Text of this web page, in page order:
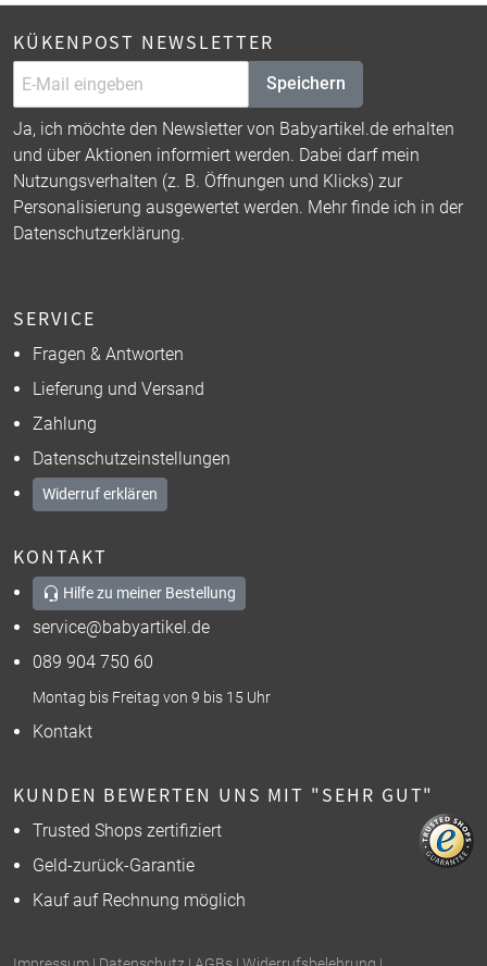
KÜKENPOST NEWSLETTER
Speichern
Ja, ich möchte den Newsletter von Babyartikel.de erhalten
und über Aktionen informiert werden. Dabei darf mein
Nutzungsverhalten (z. B. Öffnungen und Klicks) zur
Personalisierung ausgewertet werden. Mehr finde ich in der
Datenschutzerklärung.
SERVICE
Fragen & Antworten
Lieferung und Versand
Zahlung
Datenschutzeinstellungen
Widerruf erklären
KONTAKT
Hilfe zu meiner Bestellung
service@babyartikel.de
089 904 750 60
Montag bis Freitag von 9 bis 15 Uhr
Kontakt
KUNDEN BEWERTEN UNS MIT "SEHR GUT"
Trusted Shops zertifiziert
Geld-zurück-Garantie
Kauf auf Rechnung möglich